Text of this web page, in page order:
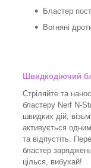
Бластер
Вогняні
Швидкодіючий
Стріляйте та
бластеру Nerf N-
швидких дій,
активується
та відпустіть.
бластер
цілься, вибухай!